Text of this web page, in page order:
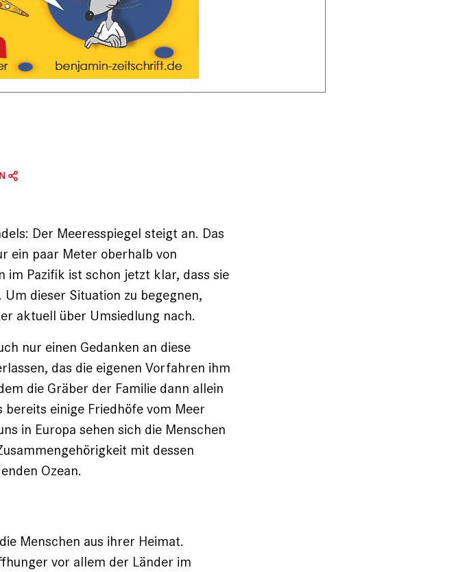
Der Meeresspiegel steigt an. Das
ein paar Meter oberhalb von
im Pazifik ist schon jetzt klar, dass sie
dieser Situation zu begegnen,
aktuell über Umsiedlung nach.
nur einen Gedanken an diese
das die eigenen Vorfahren ihm
die Gräber der Familie dann allein
einige Friedhöfe vom Meer
in Europa sehen sich die Menschen
mit dessen
Ozean.
Menschen aus ihrer Heimat.
vor allem der Länder im